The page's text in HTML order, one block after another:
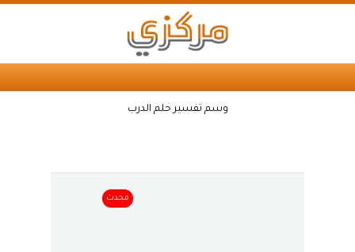
وسم تفسير حلم الدرب
محدث